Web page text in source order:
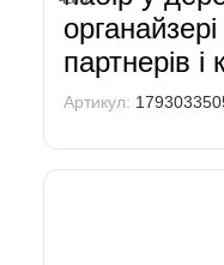
партнерів і
Артикул: